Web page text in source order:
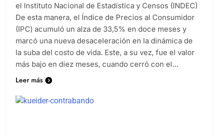
el Instituto Nacional de Estadística y Censos (INDEC)
De esta manera, el Índice de Precios al Consumidor
(IPC) acumuló un alza de 33,5% en doce meses y
marcó una nueva desaceleración en la dinámica de
la suba del costo de vida. Este, a su vez, fue el valor
más bajo en diez meses, cuando cerró con el…
Leer más